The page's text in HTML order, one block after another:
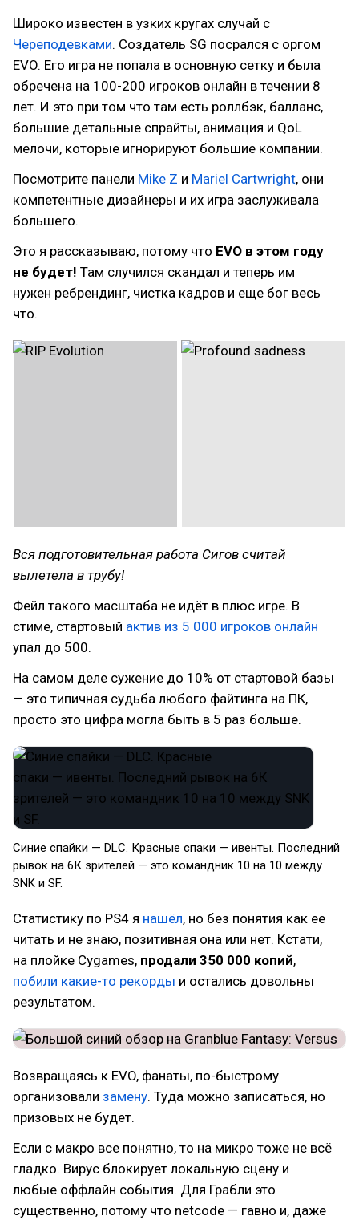
Широко известен в узких кругах случай с
Череподевками. Создатель SG посрался с оргом
EVO. Его игра не попала в основную сетку и была
обречена на 100-200 игроков онлайн в течении 8
лет. И это при том что там есть роллбэк, балланс,
большие детальные спрайты, анимация и QoL
мелочи, которые игнорируют большие компании.
Посмотрите панели Mike Z и Mariel Cartwright, они
компетентные дизайнеры и их игра заслуживала
большего.
Это я рассказываю, потому что EVO в этом году
не будет! Там случился скандал и теперь им
нужен ребрендинг, чистка кадров и еще бог весь
что.
Вся подготовительная работа Сигов считай
вылетела в трубу!
Фейл такого масштаба не идёт в плюс игре. В
стиме, стартовый актив из 5 000 игроков онлайн
упал до 500.
На самом деле сужение до 10% от стартовой базы
— это типичная судьба любого файтинга на ПК,
просто это цифра могла быть в 5 раз больше.
Синие спайки — DLC. Красные спаки — ивенты. Последний
рывок на 6К зрителей — это командник 10 на 10 между
SNK и SF.
Статистику по PS4 я нашёл, но без понятия как ее
читать и не знаю, позитивная она или нет. Кстати,
на плойке Cygames, продали 350 000 копий,
побили какие-то рекорды и остались довольны
результатом.
Возвращаясь к EVO, фанаты, по-быстрому
организовали замену. Туда можно записаться, но
призовых не будет.
Если с макро все понятно, то на микро тоже не всё
гладко. Вирус блокирует локальную сцену и
любые оффлайн события. Для Грабли это
существенно, потому что netcode — гавно и, даже